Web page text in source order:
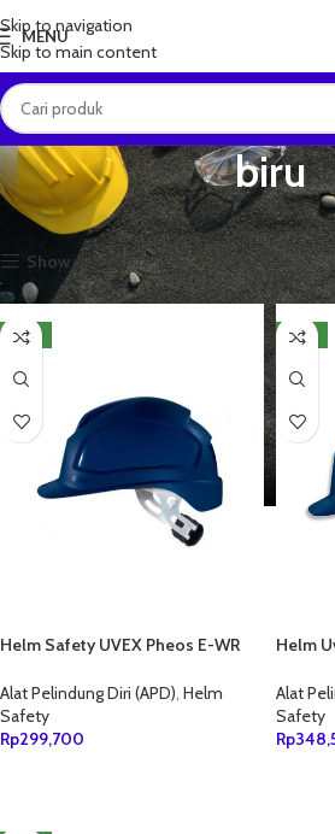
Skip to navigation
Skip to main content
MENU
biru
Beranda Produk dengan tag “biru”
Show sidebar
NEW
Helm Safety UVEX Pheos E-WR
Alat Pelindung Diri (APD) Helm
Safety
Rp299,700
NEW
Helm
Alat
Safety
Rp